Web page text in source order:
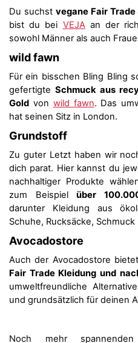
Du suchst vegane Fair
bist du bei VEJAan der
sowohl Männer als auch
wild fawn
Für ein bisschen Bling Bling
gefertigte Schmuck aus
Gold von wild fawn. Das
hat seinen Sitz in London.
Grundstoff
Zu guter Letzt haben wir
dich parat. Hier kannst du
nachhaltiger Produkte
zum Beispielüber
darunter Kleidung aus
Schuhe, Rucksäcke,
Avocadostore
Auch der Avocadostore
Fair Trade Kleidung und
umweltfreundliche
und grundsätzlich für deinen
Noch mehr